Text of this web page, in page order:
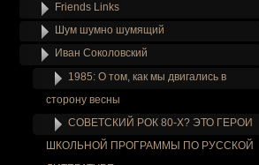
Friends Links
Шум шумно шумящий
Иван Соколовский
1985: О том, как мы двигались в
сторону весны
СОВЕТСКИЙ РОК 80-Х? ЭТО ГЕРОИ
ШКОЛЬНОЙ ПРОГРАММЫ ПО РУССКОЙ